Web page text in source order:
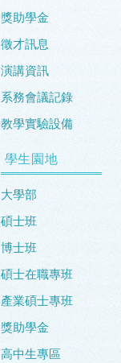
獎助學金
徵才訊息
演講資訊
系務會議記錄
教學實驗設備
學生園地
大學部
碩士班
博士班
碩士在職專班
產業碩士專班
獎助學金
高中生專區